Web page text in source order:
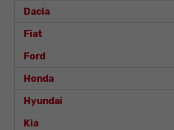
Dacia
Fiat
Ford
Honda
Hyundai
Kia